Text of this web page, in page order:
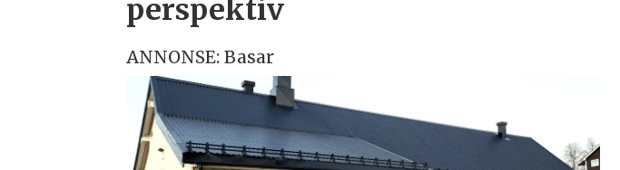
perspektiv
ANNONSE: Basar